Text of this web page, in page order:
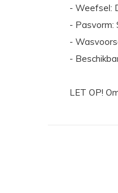
- Weefsel:
- Pasvorm:
-
-
LET OP!